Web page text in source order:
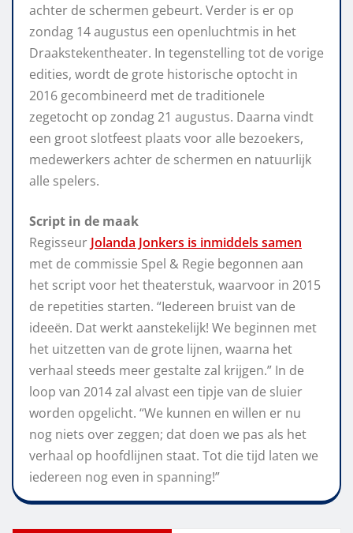
achter de schermen gebeurt. Verder is er op
zondag 14 augustus een openluchtmis in het
Draakstekentheater. In tegenstelling tot de vorige
edities, wordt de grote historische optocht in
2016 gecombineerd met de traditionele
zegetocht op zondag 21 augustus. Daarna vindt
een groot slotfeest plaats voor alle bezoekers,
medewerkers achter de schermen en natuurlijk
alle spelers.
Script in de maak
Regisseur Jolanda Jonkers is inmiddels samen
met de commissie Spel & Regie begonnen aan
het script voor het theaterstuk, waarvoor in 2015
de repetities starten. “Iedereen bruist van de
ideeën. Dat werkt aanstekelijk! We beginnen met
het uitzetten van de grote lijnen, waarna het
verhaal steeds meer gestalte zal krijgen.” In de
loop van 2014 zal alvast een tipje van de sluier
worden opgelicht. “We kunnen en willen er nu
nog niets over zeggen; dat doen we pas als het
verhaal op hoofdlijnen staat. Tot die tijd laten we
iedereen nog even in spanning!”